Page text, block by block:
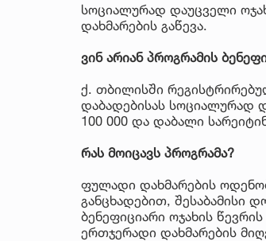
სოციალურად დაუცველი
დახმარების გაწევა.
ვინ არიან პროგრამის
ქ. თბილისში
დაბადებისას სოციალურად
100 000 და დაბალი
რას მოიცავს პროგრამა?
ფულადი დახმარების
განცხადებით, შესაბამისი
ბენეფიციარი ოჯახის
ერთჯერადი დახმარების